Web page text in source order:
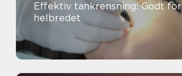
Effektiv tankrensning: Godt for
helbredet